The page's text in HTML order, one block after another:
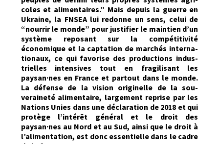
coles et ali­men­taires.” Mais depuis la guerre en
Ukraine, la FNSEA lui redonne un sens, celui de
“nour­rir le monde” pour jus­ti­fi­er le main­tien d’un
sys­tème reposant sur la com­péti­tiv­ité
économique et la cap­ta­tion de marchés inter­na­
tionaux, ce qui favorise des pro­duc­tions indus­
trielles inten­sives tout en frag­ilisant les
paysan·nes en France et partout dans le monde.
La défense de la vision orig­inelle de la sou­
veraineté ali­men­taire, large­ment reprise par les
Nations Unies dans une déc­la­ra­tion de 2018 et qui
pro­tège l’intérêt général et le droit des
paysan·nes au Nord et au Sud, ain­si que le droit à
l’al­i­men­ta­tion, est donc essen­tielle dans le cadre